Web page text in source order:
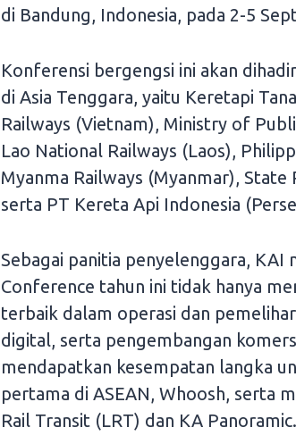
di Bandung, Indonesia, pada 2-5
Konferensi bergengsi ini akan
di Asia Tenggara, yaitu Keretapi
Railways (Vietnam), Ministry of
Lao National Railways (Laos),
Myanma Railways (Myanmar),
serta PT Kereta Api Indonesia
Sebagai panitia penyelenggara, KAI
Conference tahun ini tidak hanya
terbaik dalam operasi dan
digital, serta pengembangan
mendapatkan kesempatan langka
pertama di ASEAN, Whoosh, serta
Rail Transit (LRT) dan KA Panoramic.